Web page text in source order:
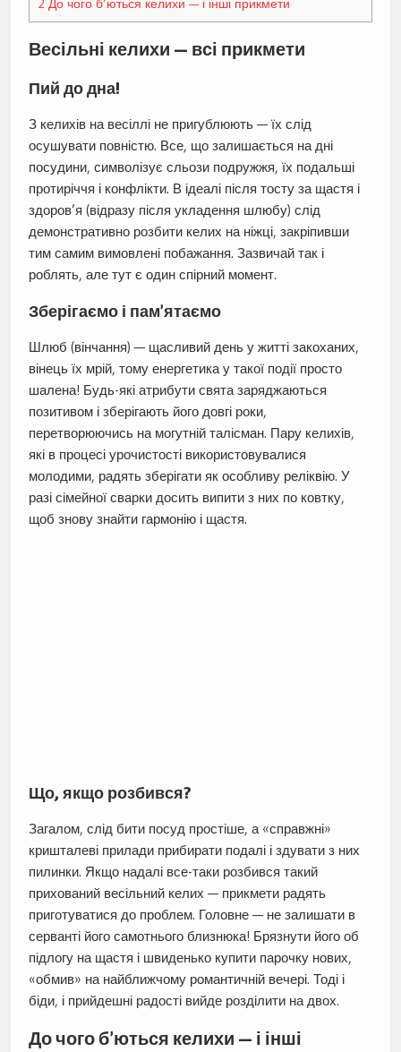
2До чого б’ються келихи — і інші прикмети
Весільні келихи — всі прикмети
Пий до дна!
З келихів на весіллі не пригублюють — їх слід
осушувати повністю. Все, що залишається на дні
посудини, символізує сльози подружжя, їх подальші
протиріччя і конфлікти. В ідеалі після тосту за щастя і
здоров’я (відразу після укладення шлюбу) слід
демонстративно розбити келих на ніжці, закріпивши
тим самим вимовлені побажання. Зазвичай так і
роблять, але тут є один спірний момент.
Зберігаємо і пам’ятаємо
Шлюб (вінчання) — щасливий день у житті закоханих,
вінець їх мрій, тому енергетика у такої події просто
шалена! Будь-які атрибути свята заряджаються
позитивом і зберігають його довгі роки,
перетворюючись на могутній талісман. Пару келихів,
які в процесі урочистості використовувалися
молодими, радять зберігати як особливу реліквію. У
разі сімейної сварки досить випити з них по ковтку,
щоб знову знайти гармонію і щастя.
Що, якщо розбився?
Загалом, слід бити посуд простіше, а «справжні»
кришталеві прилади прибирати подалі і здувати з них
пилинки. Якщо надалі все-таки розбився такий
прихований весільний келих — прикмети радять
приготуватися до проблем. Головне — не залишати в
серванті його самотнього близнюка! Брязнути його об
підлогу на щастя і швиденько купити парочку нових,
«обмив» на найближчому романтичній вечері. Тоді і
біди, і прийдешні радості вийде розділити на двох.
До чого б’ються келихи — і інші